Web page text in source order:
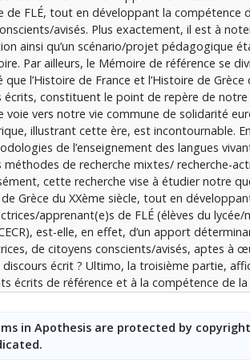
έρευνας, προφέρει : Χάρη στην ανάγνωση
του γραπτού λόγου, έχοντας ως απαρχή τη
οι μελλοντικοί(κές), συνειδητοί(τές)
Γλώσσας/FLÉ είναι γι’αυτό το στόχο
de FLÉ, tout en développant la
avisés. Plus exactement, il est à
ainsi qu’un scénario/projet pédagogique
Par ailleurs, le Mémoire de référence se
l’Histoire de France et l’Histoire de
constituent le point de repère de
vers notre vie commune de solidarité
illustrant cette ère, est incontournable.
de l’enseignement des langues
méthodes de recherche mixtes/ recherche-
cette recherche vise à étudier notre
Grèce du XXème siècle, tout en
apprenant(e)s de FLÉ (élèves du
est-elle, en effet, d’un apport
de citoyens conscients/avisés, aptes à
écrit ? Ultimo, la troisième partie,
écrits de référence et à la compétence de
in Apothesis are protected by